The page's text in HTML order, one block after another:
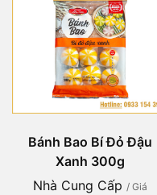
Bánh Bao Bí Đỏ Đậu
Xanh 300g
Nhà Cung Cấp / Giá